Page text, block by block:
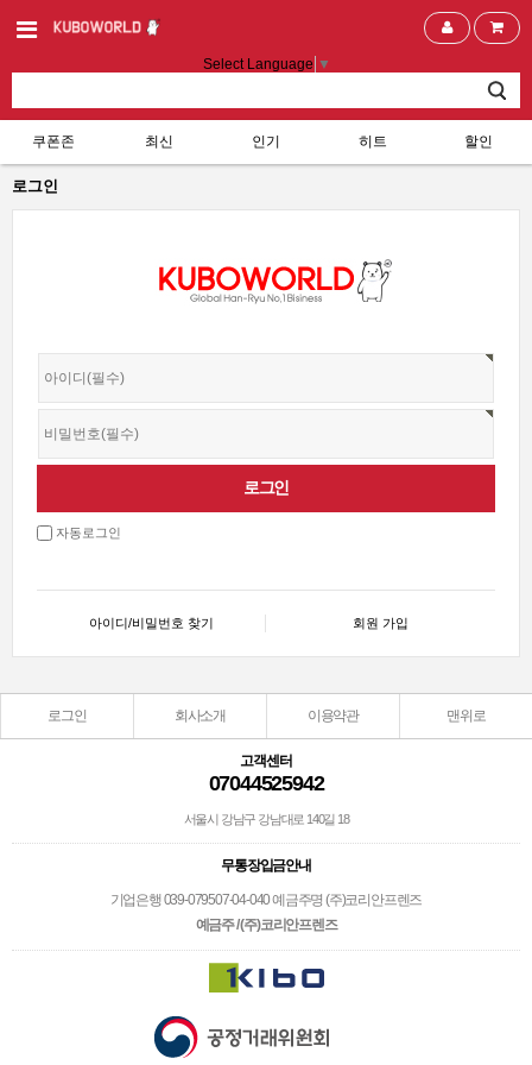
Select Language ▼
쿠폰존 최신 인기 히트 할인
로그인
자동로그인
아이디/비밀번호 찾기 회원 가입
로그인 회사소개 이용약관 맨위로
고객센터
07044525942
서울시 강남구 강남대로 140길 18
무통장입금안내
기업은행 039-079507-04-040 예금주명 (주)코리안프렌즈
예금주 / (주)코리안프렌즈